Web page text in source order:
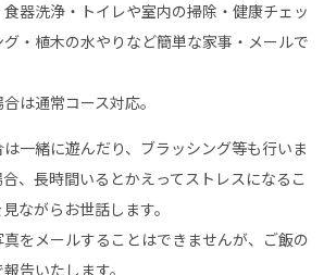
器洗浄・トイレや室内の掃除・健康チェッ
・植木の水やりなど簡単な家事・メールで
は通常コース対応。
一緒に遊んだり、ブラッシング等も行いま
、長時間いるとかえってストレスになるこ
ながらお世話します。
をメールすることはできませんが、ご飯の
告いたします。